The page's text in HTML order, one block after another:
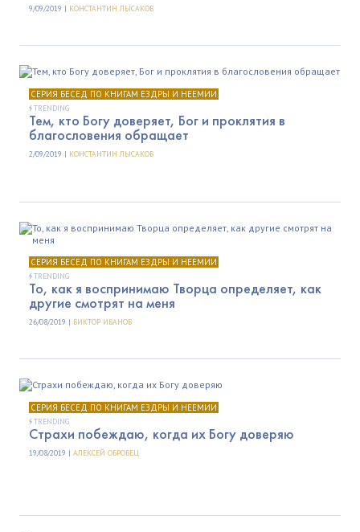
9/09/2019 | КОНСТАНТИН ЛЫСАКОВ
СЕРИЯ БЕСЕД ПО КНИГАМ ЕЗДРЫ И НЕЕМИИ
TRENDING
Тем, кто Богу доверяет, Бог и проклятия в
благословения обращает
2/09/2019 | КОНСТАНТИН ЛЫСАКОВ
СЕРИЯ БЕСЕД ПО КНИГАМ ЕЗДРЫ И НЕЕМИИ
TRENDING
То, как я воспринимаю Творца определяет, как
другие смотрят на меня
26/08/2019 | ВИКТОР ИВАНОВ
СЕРИЯ БЕСЕД ПО КНИГАМ ЕЗДРЫ И НЕЕМИИ
TRENDING
Страхи побеждаю, когда их Богу доверяю
19/08/2019 | АЛЕКСЕЙ ОБРОВЕЦ